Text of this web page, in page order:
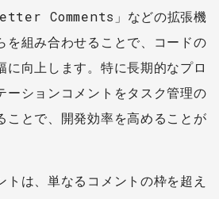
Comments」などの拡張機
を組み合わせることで、コードの
に向上します。特に長期的なプロ
ーションコメントをタスク管理の
ことで、開発効率を高めることが
トは、単なるコメントの枠を超え